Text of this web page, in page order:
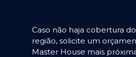
Caso não haja cobertura
região, solicite um
Master House mais